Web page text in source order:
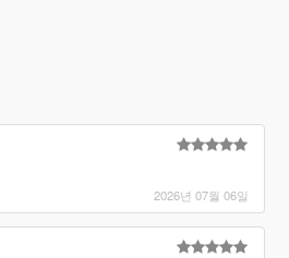
2026년 07월 06일